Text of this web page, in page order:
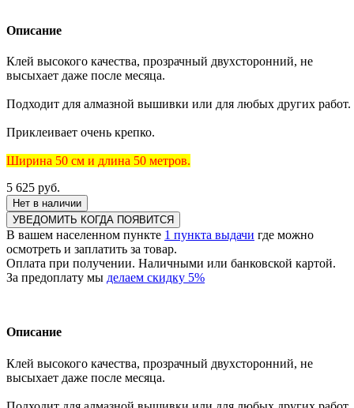
Описание
Клей высокого качества, прозрачный двухсторонний, не
высыхает даже после месяца.
Подходит для алмазной вышивки или для любых других работ.
Приклеивает очень крепко.
Ширина 50 см и длина 50 метров.
5 625 руб.
Нет в наличии
УВЕДОМИТЬ КОГДА ПОЯВИТСЯ
В вашем населенном пункте 1 пункта выдачи где можно
осмотреть и заплатить за товар.
Оплата при получении. Наличными или банковской картой.
За предоплату мы делаем скидку 5%
Описание
Клей высокого качества, прозрачный двухсторонний, не
высыхает даже после месяца.